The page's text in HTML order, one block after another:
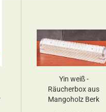
Yin weiß -
Räucherbox aus
Mangoholz Berk